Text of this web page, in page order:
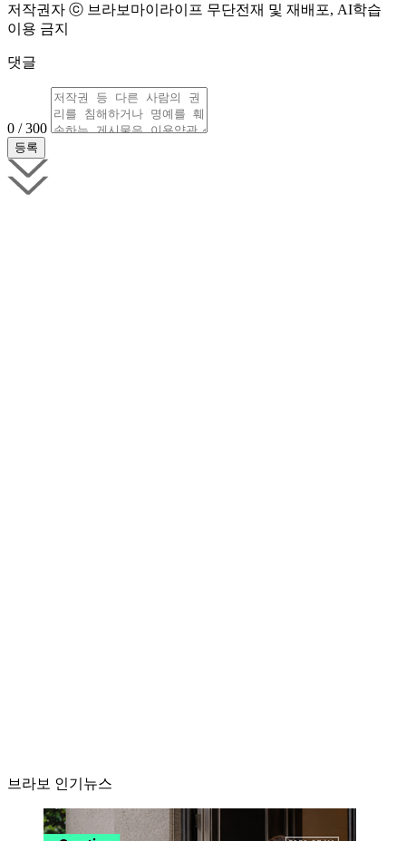
저작권자 ⓒ 브라보마이라이프 무단전재 및 재배포, AI학습
이용 금지
댓글
0 / 300
브라보 인기뉴스